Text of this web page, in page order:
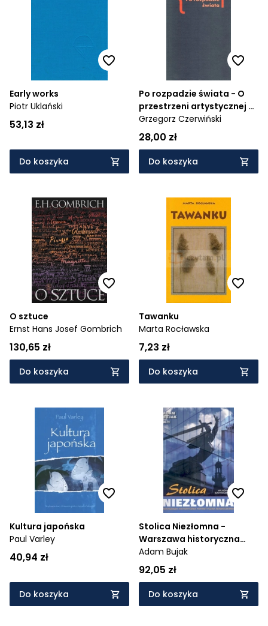
Early works
Piotr Uklański
53,13 zł
Do koszyka
Po rozpadzie świata - O
przestrzeni artystycznej w
prozie Włodzimierza
Odojewskiego
Grzegorz Czerwiński
28,00 zł
Do koszyka
O sztuce
Ernst Hans Josef Gombrich
130,65 zł
Do koszyka
Tawanku
Marta Rocławska
7,23 zł
Do koszyka
Kultura japońska
Paul Varley
40,94 zł
Do koszyka
Stolica Niezłomna -
Warszawa historyczna
patriotyczna nowoczesna
Adam Bujak
92,05 zł
Do koszyka